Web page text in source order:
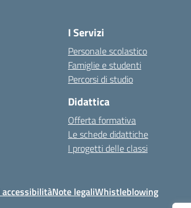
I Servizi
Personale scolastico
Famiglie e studenti
Percorsi di studio
Didattica
Offerta formativa
Le schede didattiche
I progetti delle classi
accessibilitàNote legaliWhistleblowing